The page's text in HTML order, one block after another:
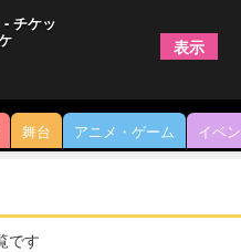
舞台 アニメ・ゲーム イベ
です
チケッ
表示